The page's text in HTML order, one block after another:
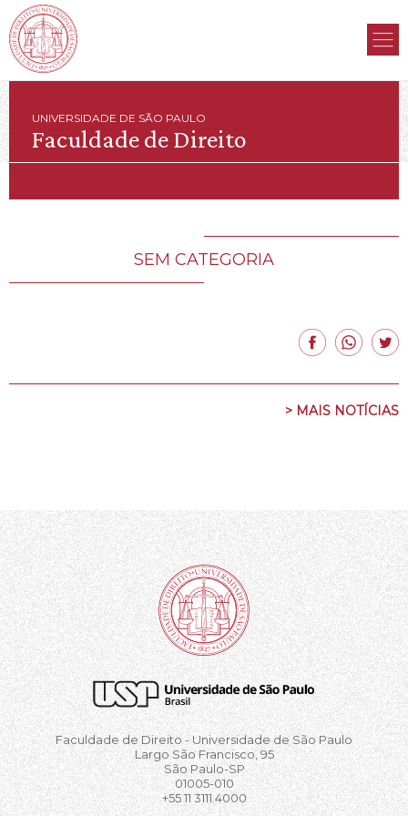
UNIVERSIDADE DE SÃO PAULO
Faculdade de Direito
SEM CATEGORIA
> MAIS NOTÍCIAS
Faculdade de Direito - Universidade de São Paulo
Largo São Francisco, 95
São Paulo-SP
01005-010
+55 11 3111.4000